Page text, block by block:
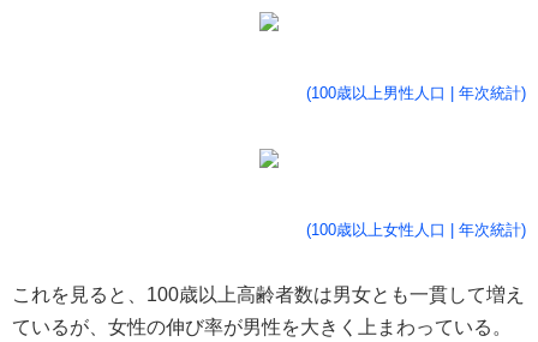
(100歳以上男性人口 | 年次統計)
(100歳以上女性人口 | 年次統計)
これを見ると、100歳以上高齢者数は男女とも一貫して増え
ているが、女性の伸び率が男性を大きく上まわっている。